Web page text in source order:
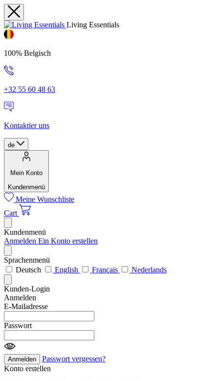
Living Essentials
100% Belgisch
+32 55 60 48 63
Kontaktier uns
de
Mein Konto
Kundenmenü
Meine Wunschliste
Cart
Kundenmenü
Anmelden Ein Konto erstellen
Sprachenmenü
Deutsch
English Français Nederlands
Kunden-Login
Anmelden
E-Mailadresse
Passwort
Anmelden
Passwort vergessen?
Konto erstellen